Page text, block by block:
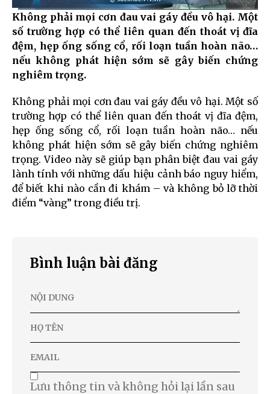
Current
Time
0:02 Duration
1:04
Không phải mọi cơn đau vai gáy đều vô hại. Một
số trường hợp có thể liên quan đến thoát vị đĩa
đệm, hẹp ống sống cổ, rối loạn tuần hoàn não…
nếu không phát hiện sớm sẽ gây biến chứng
nghiêm trọng.
Không phải mọi cơn đau vai gáy đều vô hại. Một số
trường hợp có thể liên quan đến thoát vị đĩa đệm,
hẹp ống sống cổ, rối loạn tuần hoàn não… nếu
không phát hiện sớm sẽ gây biến chứng nghiêm
trọng. Video này sẽ giúp bạn phân biệt đau vai gáy
lành tính với những dấu hiệu cảnh báo nguy hiểm,
để biết khi nào cần đi khám – và không bỏ lỡ thời
điểm “vàng” trong điều trị.
Bình luận bài đăng
Lưu thông tin và không hỏi lại lần sau